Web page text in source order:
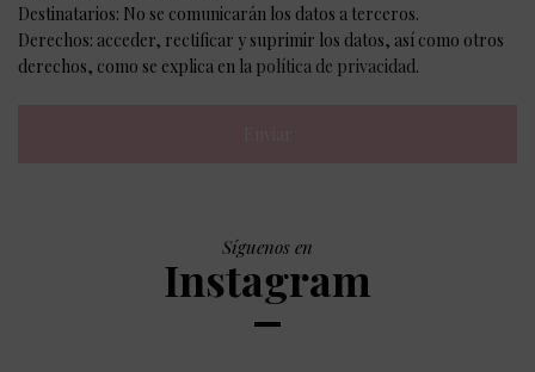
Destinatarios: No se comunicarán los datos a terceros.
Derechos: acceder, rectificar y suprimir los datos, así como otros
derechos, como se explica en la política de privacidad.
Síguenos en
Instagram